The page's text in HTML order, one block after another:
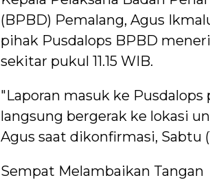
(BPBD) Pemalang, Agus
pihak Pusdalops BPBD
sekitar pukul 11.15 WIB.
"Laporan masuk ke Pusdalops
langsung bergerak ke lokasi
Agus saat dikonfirmasi, Sabtu
Sempat Melambaikan Tangan